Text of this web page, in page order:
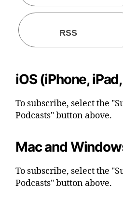
RSS
iOS (iPhone,
To subscribe, select the
Podcasts" button above.
Mac and
To subscribe, select the
Podcasts" button above.